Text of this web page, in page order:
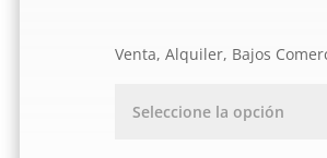
Venta, Alquiler, Bajos